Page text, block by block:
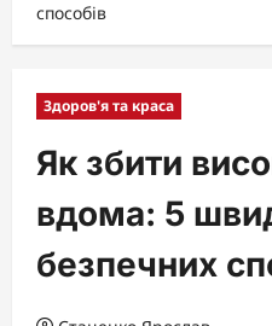
способів
Здоров'я та краса
Як збити
вдома: 5
безпечних